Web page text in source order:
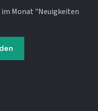
Monat "Neuigkeiten